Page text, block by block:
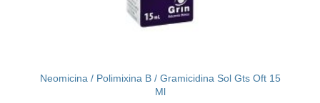
Neomicina / Polimixina B / Gramicidina Sol Gts Oft 15
Ml